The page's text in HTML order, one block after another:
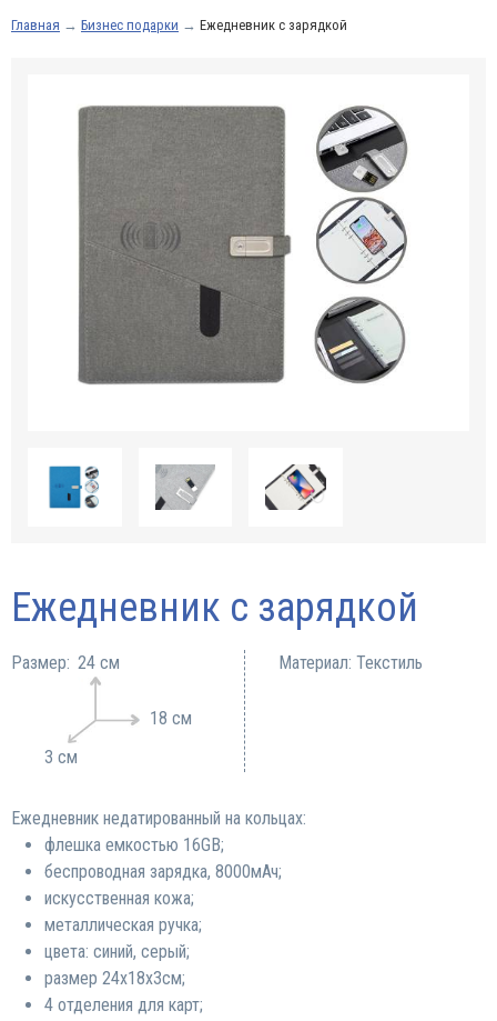
Главная → Бизнес подарки → Ежедневник с зарядкой
Ежедневник с зарядкой
18 см
24 см
3 см
Размер: Материал: Текстиль
Ежедневник недатированный на кольцах:
флешка емкостью 16GB;
беспроводная зарядка, 8000мАч;
искусственная кожа;
металлическая ручка;
цвета: синий, серый;
размер 24х18х3см;
4 отделения для карт;